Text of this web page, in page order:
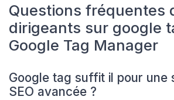
Questions fréquentes
dirigeants sur google
Google Tag Manager
Google tag suffit il pour une
SEO avancée ?